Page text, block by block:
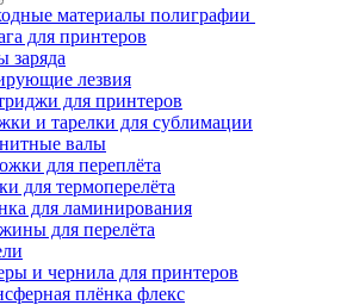
материалы полиграфии
для принтеров
заряда
лезвия
для принтеров
и тарелки для сублимации
валы
для переплёта
для термоперелёта
для ламинирования
для перелёта
и чернила для принтеров
плёнка флекс